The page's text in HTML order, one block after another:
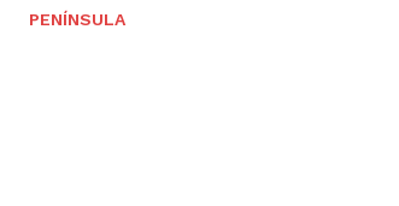
PENÍNSULA